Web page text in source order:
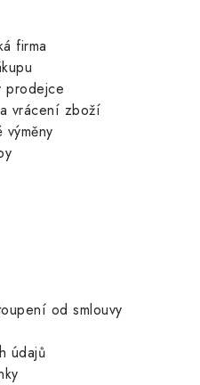
firma
prodejce
vrácení zboží
od smlouvy
údajů